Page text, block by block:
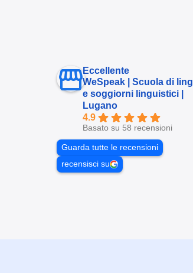
Eccellente
WeSpeak | Scuola di
e soggiorni linguistici |
Lugano
4.9
Basato su 58 recensioni
Guarda tutte le recensioni
recensisci su